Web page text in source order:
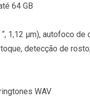
64 GB
1,12 µm), autofoco
detecção de
WAV